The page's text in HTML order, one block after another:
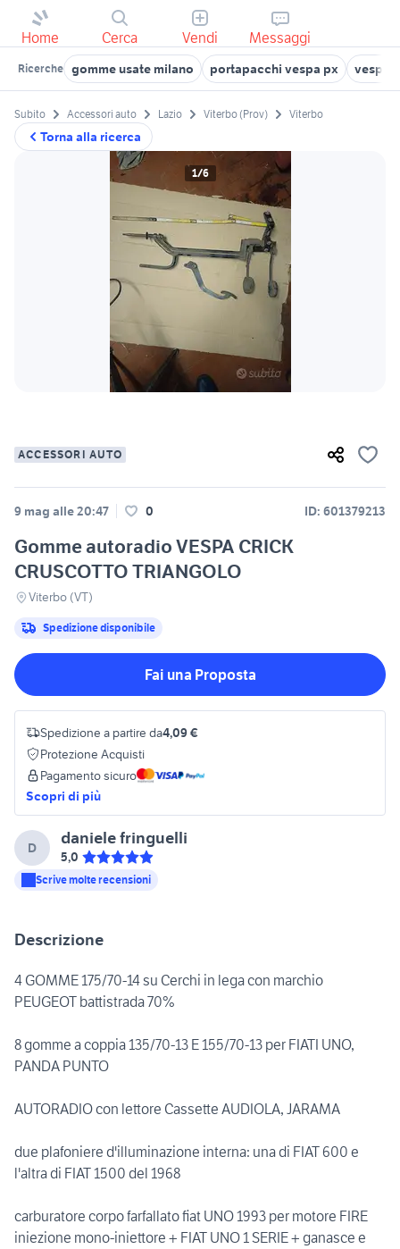
Home Cerca Vendi Messaggi
Ricerche gomme usate milano portapacchi vespa px vespa
Torna alla ricerca
Subito Accessori auto Lazio Viterbo (Prov) Viterbo
1/6
ACCESSORI AUTO
9 mag alle 20:47 0 ID: 601379213
Gomme autoradio VESPA CRICK
CRUSCOTTO TRIANGOLO
Viterbo (VT)
Spedizione disponibile
Fai una Proposta
Spedizione a partire da4,09 €
Protezione Acquisti
Pagamento sicuro
Scopri di più
D daniele fringuelli
5,0
Scrive molte recensioni
Descrizione
4 GOMME 175/70-14 su Cerchi in lega con marchio
PEUGEOT battistrada 70%
8 gomme a coppia 135/70-13 E 155/70-13 per FIATI UNO,
PANDA PUNTO
AUTORADIO con lettore Cassette AUDIOLA, JARAMA
due plafoniere d'illuminazione interna: una di FIAT 600 e
l'altra di FIAT 1500 del 1968
carburatore corpo farfallato fiat UNO 1993 per motore FIRE
iniezione mono-iniettore + FIAT UNO 1 SERIE + ganasce e